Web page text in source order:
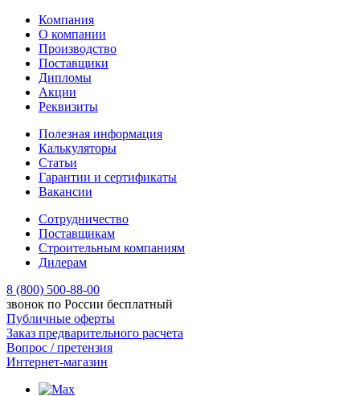
Компания
О компании
Производство
Поставщики
Дипломы
Акции
Реквизиты
Полезная информация
Калькуляторы
Статьи
Гарантии и сертификаты
Вакансии
Сотрудничество
Поставщикам
Строительным компаниям
Дилерам
8 (800) 500-88-00
звонок по России бесплатный
Публичные оферты
Заказ предварительного расчета
Вопрос / претензия
Интернет-магазин